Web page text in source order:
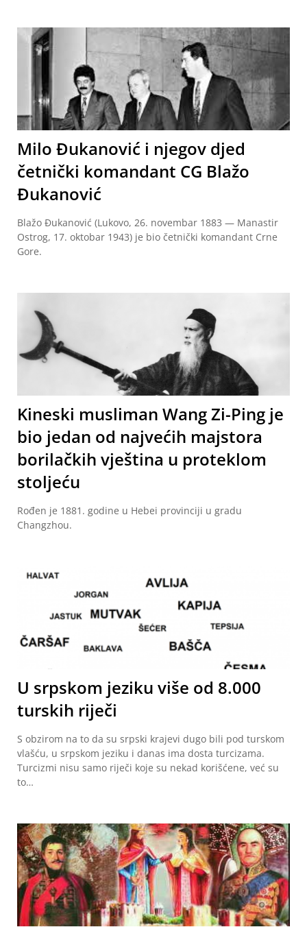
Milo Đukanović i njegov djed
četnički komandant CG Blažo
Đukanović
Blažo Đukanović (Lukovo, 26. novembar 1883 — Manastir
Ostrog, 17. oktobar 1943) je bio četnički komandant Crne
Gore.
Kineski musliman Wang Zi-Ping je
bio jedan od najvećih majstora
borilačkih vještina u proteklom
stoljeću
Rođen je 1881. godine u Hebei provinciji u gradu
Changzhou.
U srpskom jeziku više od 8.000
turskih riječi
S obzirom na to da su srpski krajevi dugo bili pod turskom
vlašću, u srpskom jeziku i danas ima dosta turcizama.
Turcizmi nisu samo riječi koje su nekad korišćene, već su
to…